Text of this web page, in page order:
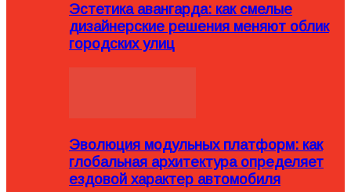
Эстетика авангарда: как смелые
дизайнерские решения меняют облик
городских улиц
Эволюция модульных платформ: как
глобальная архитектура определяет
ездовой характер автомобиля